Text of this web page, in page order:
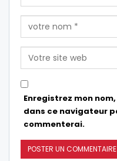
Enregistrez mon
dans ce navigateur
commenterai.